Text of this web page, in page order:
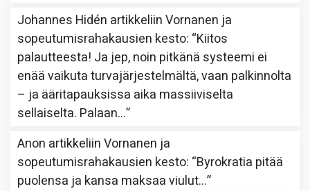
Johannes Hidén artikkeliinVornanen ja
sopeutumisrahakausien kesto: “Kiitos
palautteesta! Ja jep, noin pitkänä systeemi ei
enää vaikuta turvajärjestelmältä, vaan palkinnolta
– ja ääritapauksissa aika massiiviselta
sellaiselta. Palaan…”
Anon artikkeliinVornanen ja
sopeutumisrahakausien kesto: “Byrokratia pitää
puolensa ja kansa maksaa viulut…”